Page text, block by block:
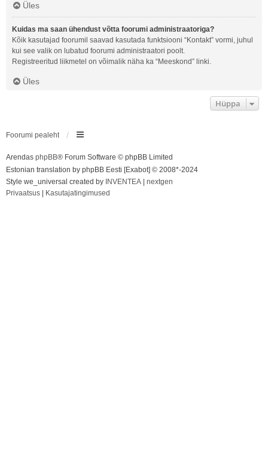
Üles
Kuidas ma saan ühendust võtta foorumi administraatoriga?
Kõik kasutajad foorumil saavad kasutada funktsiooni “Kontakt” vormi, juhul
kui see valik on lubatud foorumi administraatori poolt.
Registreeritud liikmetel on võimalik näha ka “Meeskond” linki.
Üles
Hüppa
Foorumi pealeht
Arendas phpBB® Forum Software © phpBB Limited
Estonian translation by phpBB Eesti [Exabot] © 2008*-2024
Style we_universal created by INVENTEA
nextgen
Privaatsus
Kasutajatingimused